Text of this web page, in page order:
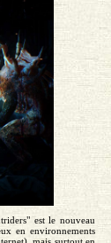
est le nouveau
en environnements